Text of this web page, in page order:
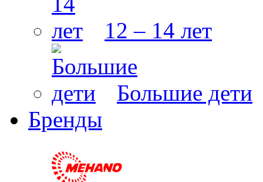
12 – 14 лет
Большие дети
Бренды